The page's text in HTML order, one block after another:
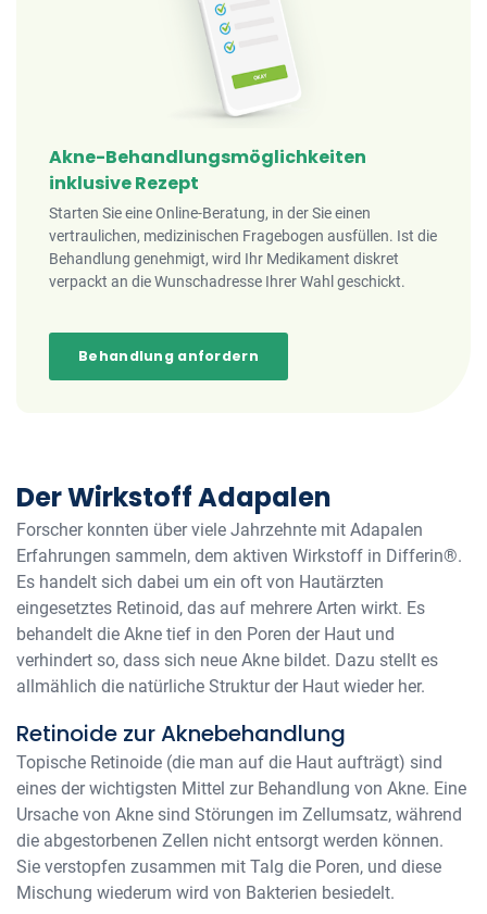
Akne-Behandlungsmöglichkeiten
inklusive Rezept
Starten Sie eine Online-Beratung, in der Sie einen
vertraulichen, medizinischen Fragebogen ausfüllen. Ist die
Behandlung genehmigt, wird Ihr Medikament diskret
verpackt an die Wunschadresse Ihrer Wahl geschickt.
Behandlung anfordern
Der Wirkstoff Adapalen
Forscher konnten über viele Jahrzehnte mit Adapalen
Erfahrungen sammeln, dem aktiven Wirkstoff in Differin®.
Es handelt sich dabei um ein oft von Hautärzten
eingesetztes Retinoid, das auf mehrere Arten wirkt. Es
behandelt die Akne tief in den Poren der Haut und
verhindert so, dass sich neue Akne bildet. Dazu stellt es
allmählich die natürliche Struktur der Haut wieder her.
Retinoide zur Aknebehandlung
Topische Retinoide (die man auf die Haut aufträgt) sind
eines der wichtigsten Mittel zur Behandlung von Akne. Eine
Ursache von Akne sind Störungen im Zellumsatz, während
die abgestorbenen Zellen nicht entsorgt werden können.
Sie verstopfen zusammen mit Talg die Poren, und diese
Mischung wiederum wird von Bakterien besiedelt.